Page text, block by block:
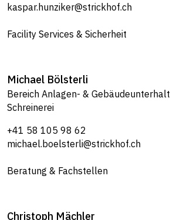
kaspar.hunziker@strickhof.ch
Facility Services & Sicherheit
Michael Bölsterli
Bereich Anlagen- & Gebäudeunterhalt
Schreinerei
+41 58 105 98 62
michael.boelsterli@strickhof.ch
Beratung & Fachstellen
Christoph Mächler